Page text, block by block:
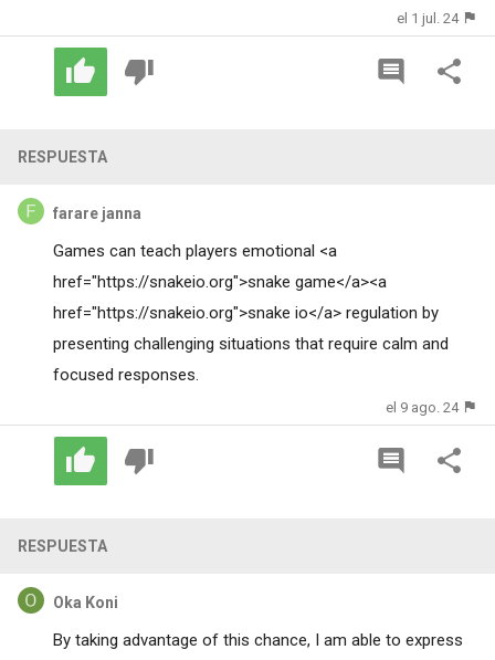
el 1 jul. 24
RESPUESTA
farare janna
Games can teach players emotional <a
href="https://snakeio.org">snake game</a><a
href="https://snakeio.org">snake io</a> regulation by
presenting challenging situations that require calm and
focused responses.
el 9 ago. 24
RESPUESTA
Oka Koni
By taking advantage of this chance, I am able to express